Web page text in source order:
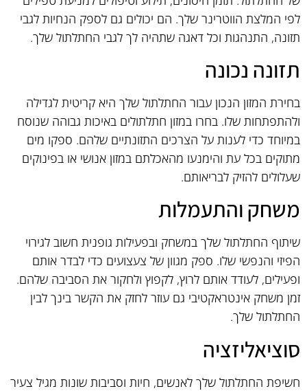
לפי המלצת הווטרינר שלך. הם יכולים גם לספק הנחיות לגבי
תזונה, התנהגות וכל דאגה שתהיה לך לגבי החתלתול שלך.
תזונה נכונה
בחירת המזון הנכון עבור החתלתול שלך היא קריטית לגדילה
ולהתפתחות שלו. בחרו במזון חתלתולים באיכות גבוהה שנוסח
במיוחד כדי לענות על הצרכים התזונתיים שלהם. ספקו מים
מתוקים בכל עת והימנעו מהאכלתם במזון אנושי או בפינוקים
שעלולים להזיק לבריאותם.
משחק והתעמלות
שיתוף החתלתול שלך במשחק ובפעילות גופנית חשוב לגירוי
הפיזי והנפשי שלו. ספק מגוון של צעצועים כדי לבדר אותם
ופעילים, לעודד אותם לרוץ, לקפוץ ולחקור את הסביבה שלהם.
זמן משחק אינטראקטיבי גם עוזר לחזק את הקשר בינך לבין
החתלתול שלך.
סוציאליזציה
חשיפת החתלתול שלך לאנשים, חיות וסביבות שונות מגיל צעיר